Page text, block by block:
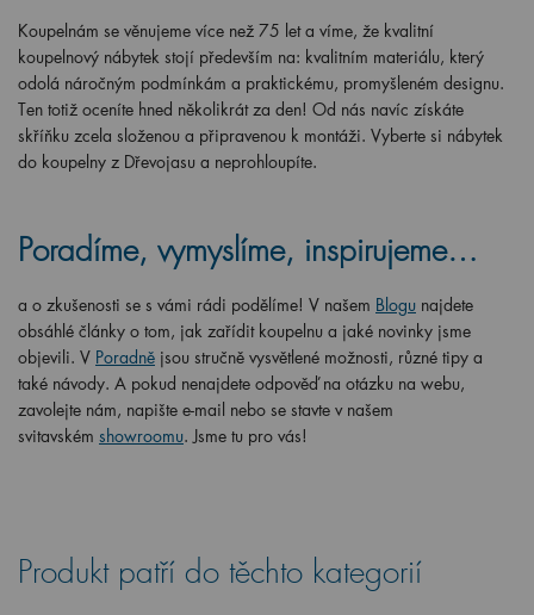
Koupelnám se věnujeme více než 75 let a víme, že kvalitní
koupelnový nábytek stojí především na: kvalitním materiálu, který
odolá náročným podmínkám a praktickému, promyšleném designu.
Ten totiž oceníte hned několikrát za den! Od nás navíc získáte
skříňku zcela složenou a připravenou k montáži. Vyberte si nábytek
do koupelny z Dřevojasu a neprohloupíte.
Poradíme, vymyslíme, inspirujeme…
a o zkušenosti se s vámi rádi podělíme! V našem Blogu najdete
obsáhlé články o tom, jak zařídit koupelnu a jaké novinky jsme
objevili. V Poradně jsou stručně vysvětlené možnosti, různé tipy a
také návody. A pokud nenajdete odpověď na otázku na webu,
zavolejte nám, napište e-mail nebo se stavte v našem
svitavském showroomu. Jsme tu pro vás!
Produkt patří do těchto kategorií